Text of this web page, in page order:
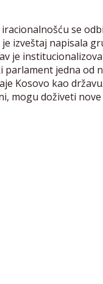
se
izveštaj napisala
je
parlament jedna
Kosovo kao
mogu doživeti